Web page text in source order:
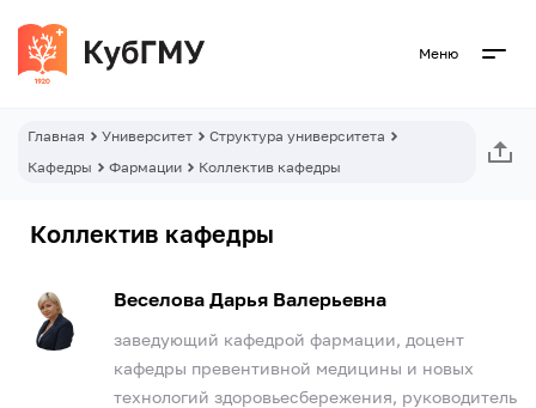
Меню
Главная Университет
Структура университета
Кафедры
Фармации Коллектив кафедры
Коллектив кафедры
Веселова Дарья Валерьевна
заведующий кафедрой фармации, доцент
кафедры превентивной медицины и новых
технологий здоровьесбережения, руководитель